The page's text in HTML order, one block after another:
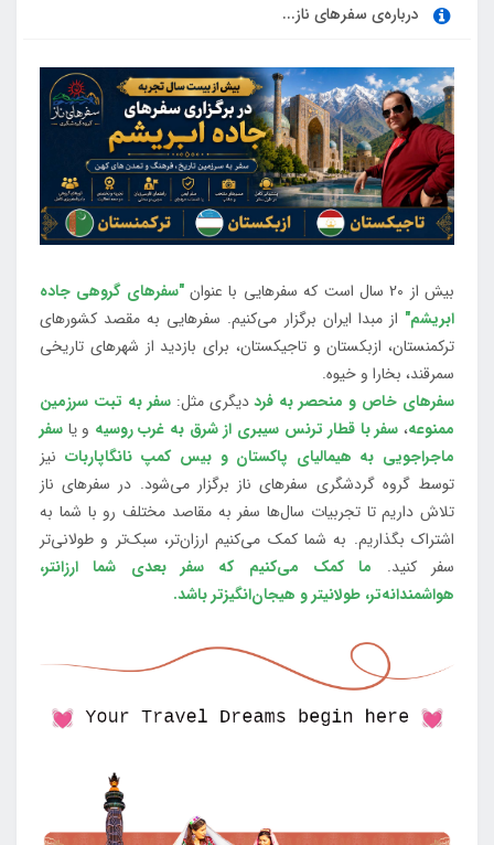
درباره‌ی سفرهای ناز...
بیش از 20 سال است که سفرهایی با عنوان
"سفرهای گروهی جاده
ابریشم" از مبدا ایران برگزار می‌کنیم. سفرهایی به مقصد کشورهای
ترکمنستان، ازبکستان و تاجیکستان، برای بازدید از شهرهای تاریخی
سمرقند، بخارا و خیوه.
سفرهای خاص و منحصر به فرددیگری مثل:سفر به تبت سرزمین
ممنوعه، سفر با قطار ترنس سیبری از شرق به غرب روسیه و یا سفر
ماجراجویی به هیمالیای پاکستان و بیس کمپ نانگاپاربات نیز
توسط گروه گردشگری سفرهای ناز برگزار می‌شود. در سفرهای ناز
تلاش داریم تا تجربیات سال‌ها سفر به مقاصد مختلف رو با شما به
اشتراک بگذاریم. به شما کمک می‌کنیم ارزان‌تر، سبک‌تر و طولانی‌تر
سفر کنید. ما کمک می‌کنیم که سفر بعدی شما ارزانتر،
هواشمندانه‌تر، طولانی‎تر و هیجان‌انگیزتر باشد.